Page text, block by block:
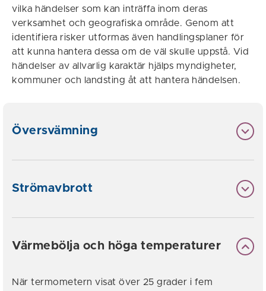
vilka händelser som kan inträffa inom deras
verksamhet och geografiska område. Genom att
identifiera risker utformas även handlingsplaner för
att kunna hantera dessa om de väl skulle uppstå. Vid
händelser av allvarlig karaktär hjälps myndigheter,
kommuner och landsting åt att hantera händelsen.
Översvämning
Strömavbrott
Värmebölja och höga temperaturer
När termometern visat över 25 grader i fem